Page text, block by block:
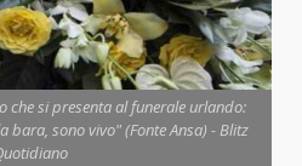
che si presenta al funerale urlando:
bara, sono vivo" (Fonte Ansa) - Blitz